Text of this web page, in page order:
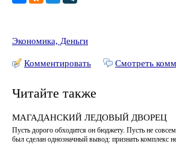
Экономика, Деньги
Комментировать Смотреть
Читайте также
МАГАДАНСКИЙ ЛЕДОВЫЙ ДВОРЕЦ
Пусть дорого обходится он бюджету. Пусть не
был сделан однозначный вывод: признать комплекс